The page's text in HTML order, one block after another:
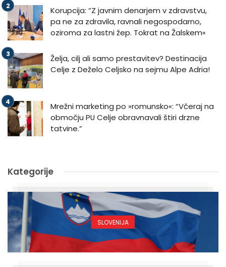
Korupcija: “Z javnim denarjem v zdravstvu,
pa ne za zdravila, ravnali negospodarno,
oziroma za lastni žep. Tokrat na Žalskem«
Želja, cilj ali samo prestavitev? Destinacija
Celje z Deželo Celjsko na sejmu Alpe Adria!
Mrežni marketing po »romunsko«: “Včeraj na
območju PU Celje obravnavali štiri drzne
tatvine.”
Kategorije
SLOVENIJA